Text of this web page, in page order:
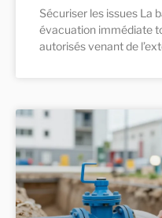
Sécuriser les issues La
évacuation immédiate
autorisés venant de